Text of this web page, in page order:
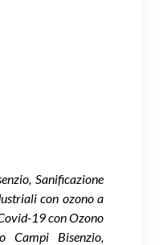
Sanificazione
con ozono a
19 con Ozono
Campi Bisenzio,